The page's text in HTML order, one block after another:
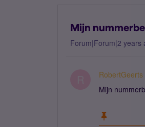
Mijn
Forum|Forum|2 years
RobertGeerts
Mijn